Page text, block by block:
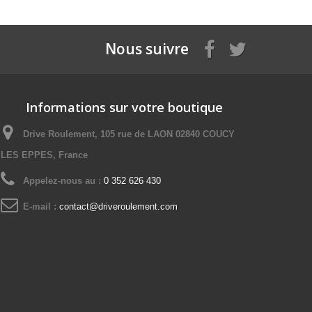
Nous suivre
Informations sur votre boutique
Drive Roulement, 105 rue de LAON 02840 COUCY
LES EPPES, France
Appelez-nous au : 0 352 626 430
E-mail : contact@driveroulement.com